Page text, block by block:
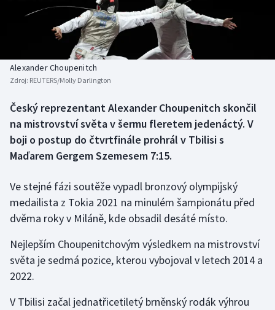
Baseball a softbal
Basketbal
Biatlon
Box
Curling
Dostihy
Florbal
Futsal
Golf
Gymnastika
Soutěže
Historické návraty
Aplikace ČT sport
Alexander Choupenitch
Zdroj: REUTERS/Molly Darlington
Český reprezentant Alexander Choupenitch skončil
na mistrovství světa v šermu fleretem jedenáctý. V
boji o postup do čtvrtfinále prohrál v Tbilisi s
Maďarem Gergem Szemesem 7:15.
Ve stejné fázi soutěže vypadl bronzový olympijský
medailista z Tokia 2021 na minulém šampionátu před
dvěma roky v Miláně, kde obsadil desáté místo.
Nejlepším Choupenitchovým výsledkem na mistrovství
světa je sedmá pozice, kterou vybojoval v letech 2014 a
2022.
V Tbilisi začal jednatřicetiletý brněnský rodák výhrou